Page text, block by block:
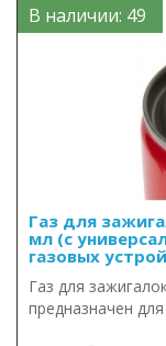
В наличии: 49
Газ для
мл (с
газовых
Газ для
предназначен